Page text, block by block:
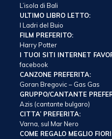
L’isola di Bali
ULTIMO LIBRO LETTO:
I Ladri del Buio
FILM PREFERITO:
Harry Potter
I TUOI SITI INTERNET
facebook
CANZONE PREFERITA:
Goran Bregovic – Gas Gas
GRUPPO/CANTANTE
Azis (cantante bulgaro)
CITTA’ PREFERITA:
Varna, sul Mar Nero
COME REGALO MEGLIO